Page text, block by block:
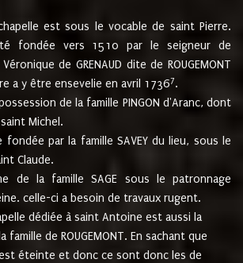
est sous le vocable de saint Pierre.
fondée vers 1510 par le seigneur de
Véronique de GRENAUD dite de ROUGEMONT
a y être ensevelie en avril 17367.
de la famille PINGON d'Aranc, dont
Michel.
fondée par la famille SAVEY du lieu, sous le
Claude.
de la famille SAGE sous le patronnage
celle-ci a besoin de travaux rugent.
dédiée à saint Antoine est aussi la
famille de ROUGEMONT. En sachant que
éteinte et donc ce sont donc les de